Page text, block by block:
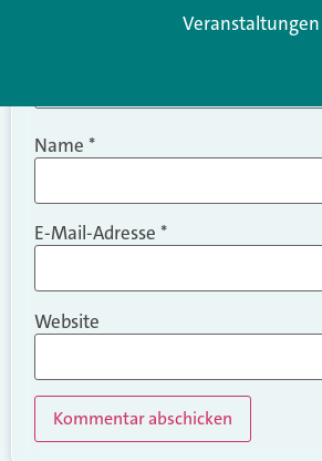
Name *
E-Mail-Adresse *
Website
Veranstaltungen